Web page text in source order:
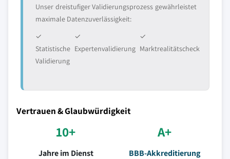
Unser dreistufiger Validierungsprozess gewährleistet
maximale Datenzuverlässigkeit:
✓
Statistische
Validierung
✓
Expertenvalidierung
✓
Marktrealitätscheck
Vertrauen & Glaubwürdigkeit
10+
Jahre im Dienst
A+
BBB-Akkreditierung